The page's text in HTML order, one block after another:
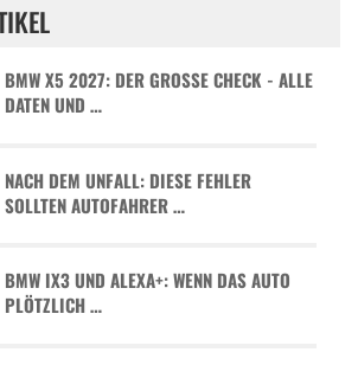
BMW X5 2027: DER GROSSE CHECK - ALLE D
ATEN UND …
NACH DEM UNFALL: DIESE FEHLER
SOLLTEN AUTOFAHRER …
BMW IX3 UND ALEXA+: WENN DAS AUTO
PLÖTZLICH …